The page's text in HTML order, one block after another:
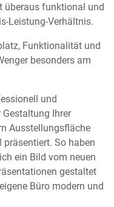
überaus funktional und
Leistung-Verhältnis.
Funktionalität und
besonders am
und
Ihrer
Ausstellungsfläche
präsentiert. So haben
ein Bild vom neuen
gestaltet
Büro modern und